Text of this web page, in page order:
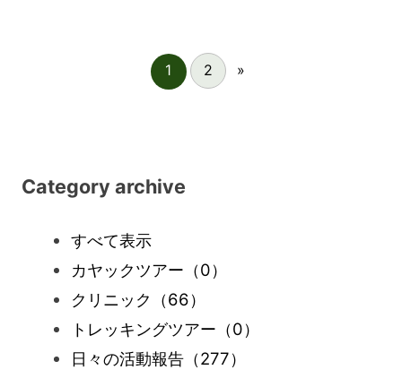
1 2 »
Category archive
すべて表示
カヤックツアー （0）
クリニック
（66）
トレッキングツアー （0）
日々の活動報告 （277）